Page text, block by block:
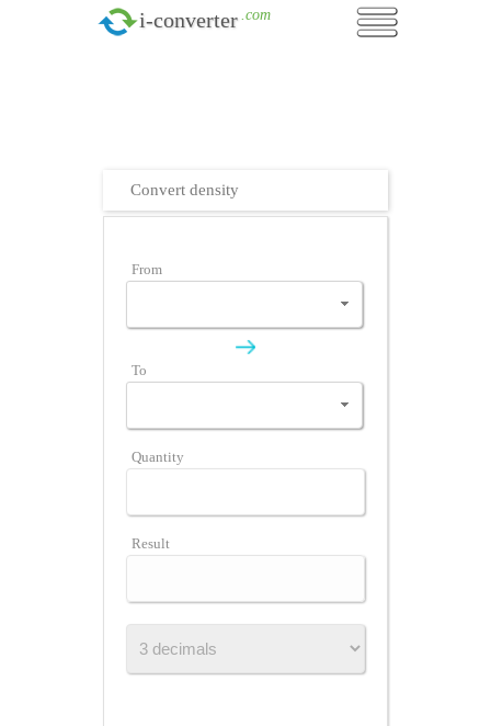
i-converter .com
Convert density
From
To
Quantity
Result